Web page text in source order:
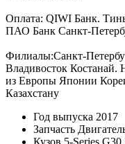
Оплата: QIWI Банк.
ПАО Банк Санкт-
Филиалы:Санкт-
Владивосток Костанай.
из Европы Японии
Казахстану
Год выпуска 2017
Запчасть
Кузов 5-Series